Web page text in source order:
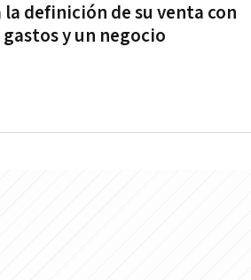
definición de su venta con
y un negocio